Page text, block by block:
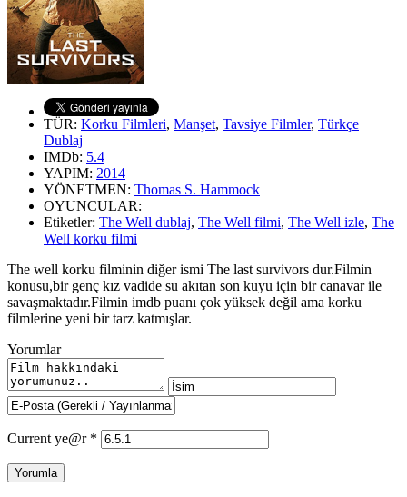
TÜR: Korku Filmleri, Manşet, Tavsiye Filmler, Türkçe
Dublaj
IMDb: 5.4
YAPIM: 2014
YÖNETMEN: Thomas S. Hammock
OYUNCULAR:
Etiketler: The Well dublaj, The Well filmi, The Well izle, The
Well korku filmi
The well korku filminin diğer ismi The last survivors dur.Filmin
konusu,bir genç kız vadide su akıtan son kuyu için bir canavar ile
savaşmaktadır.Filmin imdb puanı çok yüksek değil ama korku
filmlerine yeni bir tarz katmışlar.
Yorumlar
Current ye@r *